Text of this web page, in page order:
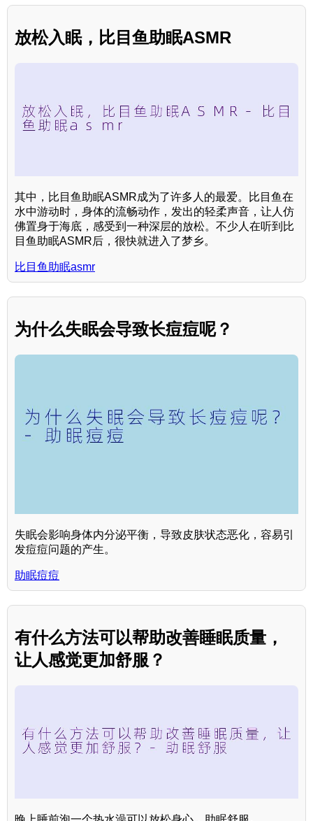
放松入眠，比目鱼助眠ASMR
其中，比目鱼助眠ASMR成为了许多人的最爱。比目鱼在
水中游动时，身体的流畅动作，发出的轻柔声音，让人仿
佛置身于海底，感受到一种深层的放松。不少人在听到比
目鱼助眠ASMR后，很快就进入了梦乡。
比目鱼助眠asmr
为什么失眠会导致长痘痘呢？
失眠会影响身体内分泌平衡，导致皮肤状态恶化，容易引
发痘痘问题的产生。
助眠痘痘
有什么方法可以帮助改善睡眠质量，
让人感觉更加舒服？